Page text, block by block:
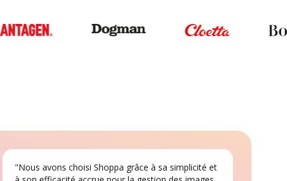
"Nous avons choisi Shoppa grâce à sa simplicité et